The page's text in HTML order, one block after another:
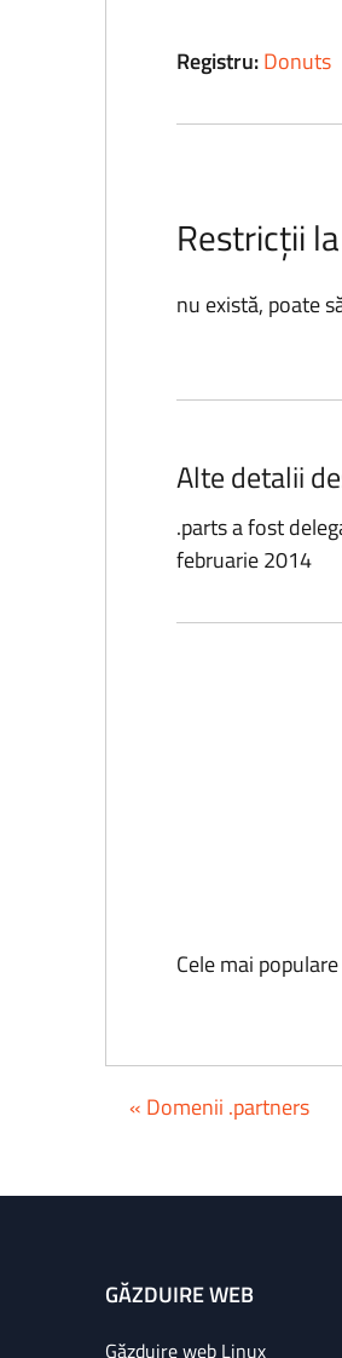
Registru:Donuts
Restricții
nu există, poate
Alte detalii
.parts a fost
februarie 2014
Cele mai
« Domenii .partners
GĂZDUIRE WEB
Găzduire web Linux